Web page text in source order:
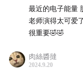
📮 联络我们
官方微博：两室一听
陈一日：微博@一日
呢
Sunny：微博
最近的电子能量
老师演得太可爱
很重要🤣🤣
肉絲醬撻
2024.9.20